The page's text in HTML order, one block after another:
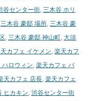
谷センター街, 三木谷 ホリ
三木谷 豪邸 場所, 三木谷 豪
, 三木谷 豪邸 神山町, 大須
カフェ イケメン, 楽天カフ
ハロウィン, 楽天カフェ バ
天カフェ 店長, 楽天カフェ
ヒカキン, 渋谷センター街